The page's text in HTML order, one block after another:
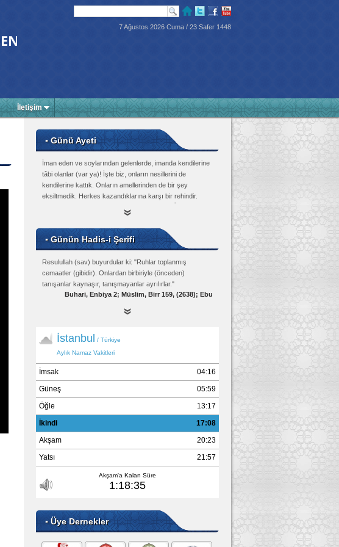
7 Ağustos 2026 Cuma / 23 Safer 1448
İletişim
▪ Günü Ayeti
İman eden ve soylarından gelenlerde, imanda kendilerine
tâbi olanlar (var ya)! İşte biz, onların nesillerini de
kendilerine kattık. Onların amellerinden de bir şey
eksiltmedik. Herkes kazandıklarına karşı bir rehindir.
▪ Günün Hadis-i Şerifi
Resulullah (sav) buyurdular ki: "Ruhlar toplanmış
cemaatler (gibidir). Onlardan birbiriyle (önceden)
tanışanlar kaynaşır, tanışmayanlar ayrılırlar."
Buhari, Enbiya 2; Müslim, Birr 159, (2638); Ebu
▪ Üye Dernekler